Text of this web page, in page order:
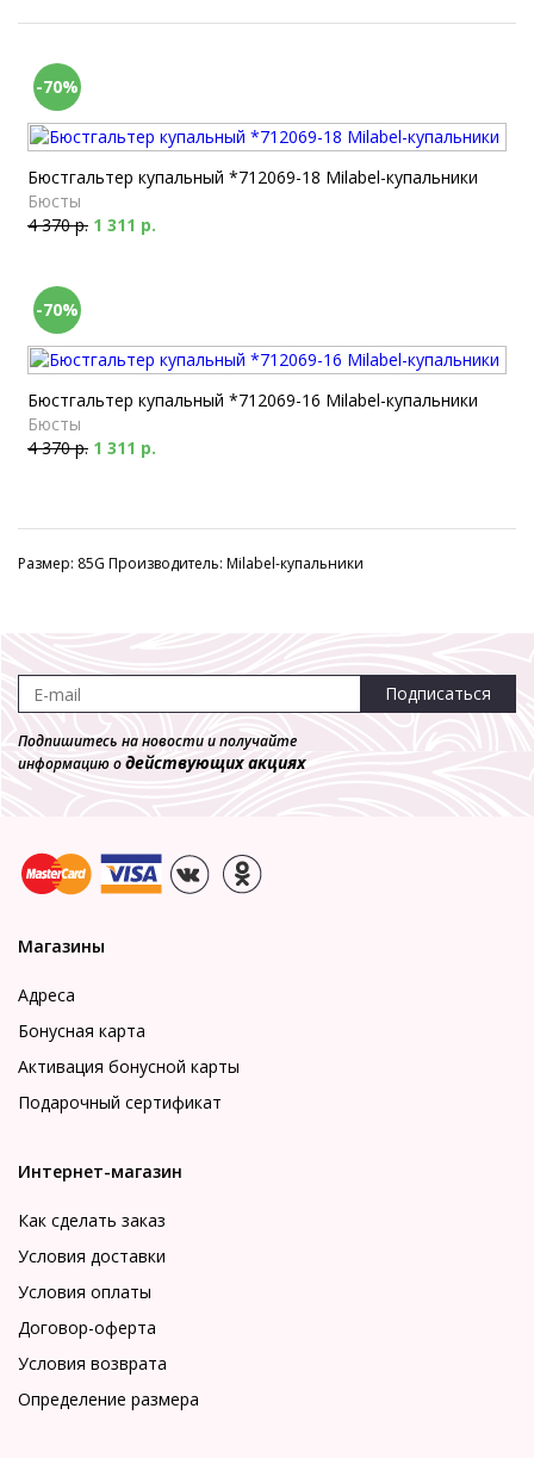
-70%
Бюстгальтер купальный *712069-18 Milabel-купальники
Бюсты
4 370 р. 1 311 р.
-70%
Бюстгальтер купальный *712069-16 Milabel-купальники
Бюсты
4 370 р. 1 311 р.
Размер: 85G Производитель: Milabel-купальники
Подписаться
Подпишитесь на новости и получайте
информацию одействующих акциях
Магазины
Адреса
Бонусная карта
Активация бонусной карты
Подарочный сертификат
Интернет-магазин
Как сделать заказ
Условия доставки
Условия оплаты
Договор-оферта
Условия возврата
Определение размера